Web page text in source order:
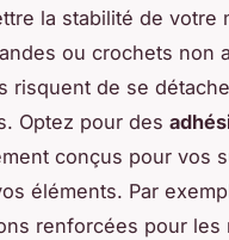
la stabilité de votre
ou crochets non
risquent de se
Optez pour des
conçus pour vos
éléments. Par
renforcées pour les